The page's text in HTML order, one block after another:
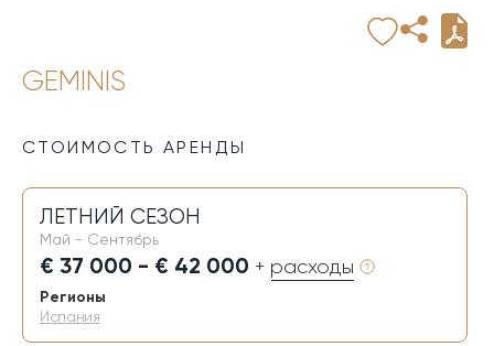
GEMINIS
СТОИМОСТЬ АРЕНДЫ
ЛЕТНИЙ СЕЗОН
Май - Сентябрь
€ 37 000 - € 42 000 + расходы
Регионы
Испания